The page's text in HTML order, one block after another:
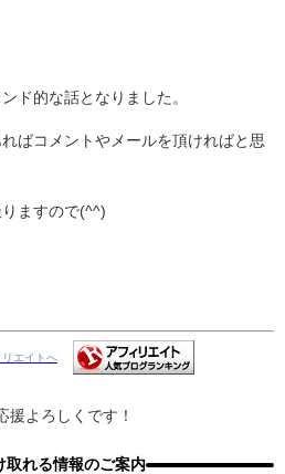
ド的な話となりました。
ばコメントやメールを頂ければと思
ますので(^^)
援よろしくです！
取れる情報のご案内